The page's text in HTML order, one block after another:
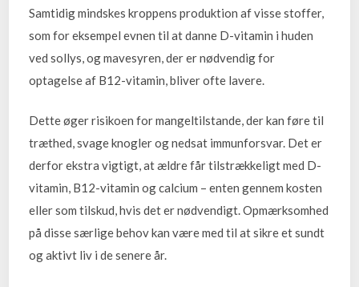
Samtidig mindskes kroppens produktion af visse stoffer,
som for eksempel evnen til at danne D-vitamin i huden
ved sollys, og mavesyren, der er nødvendig for
optagelse af B12-vitamin, bliver ofte lavere.
Dette øger risikoen for mangeltilstande, der kan føre til
træthed, svage knogler og nedsat immunforsvar. Det er
derfor ekstra vigtigt, at ældre får tilstrækkeligt med D-
vitamin, B12-vitamin og calcium – enten gennem kosten
eller som tilskud, hvis det er nødvendigt. Opmærksomhed
på disse særlige behov kan være med til at sikre et sundt
og aktivt liv i de senere år.